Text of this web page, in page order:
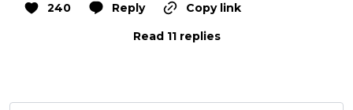
240 Reply
Copy link
Read 11 replies